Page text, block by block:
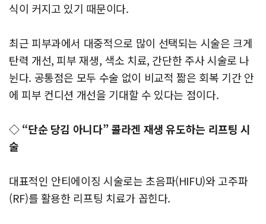
식이 커지고 있기 때문이다.
최근 피부과에서 대중적으로 많이 선택되는 시술은 크게
탄력 개선, 피부 재생, 색소 치료, 간단한 주사 시술로 나
뉜다. 공통점은 모두 수술 없이 비교적 짧은 회복 기간 안
에 피부 컨디션 개선을 기대할 수 있다는 점이다.
◇ “단순 당김 아니다” 콜라겐 재생 유도하는 리프팅 시
술
대표적인 안티에이징 시술로는 초음파(HIFU)와 고주파
(RF)를 활용한 리프팅 치료가 꼽힌다.